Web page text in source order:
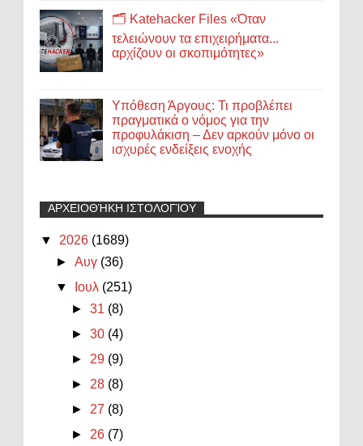
🗂️ Katehacker Files «Όταν
τελειώνουν τα επιχειρήματα...
αρχίζουν οι σκοπιμότητες»
Υπόθεση Άργους: Τι προβλέπει
πραγματικά ο νόμος για την
προφυλάκιση – Δεν αρκούν μόνο οι
ισχυρές ενδείξεις ενοχής
ΑΡΧΕΙΟΘΉΚΗ ΙΣΤΟΛΟΓΊΟΥ
▼ 2026 (1689)
►Αυγ (36)
▼
Ιουλ (251)
►31 (8)
►30 (4)
► 29 (9)
► 28 (8)
► 27 (8)
► 26 (7)